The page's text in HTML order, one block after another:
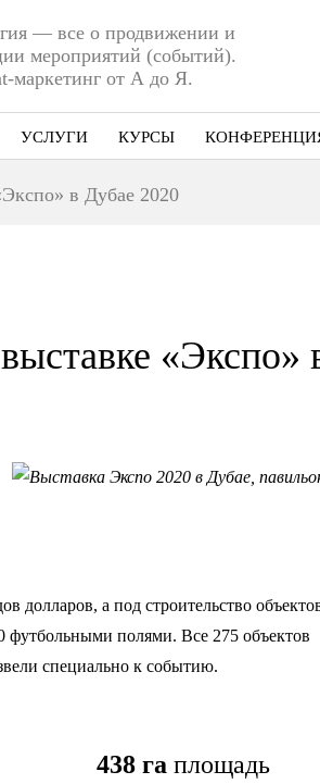
— все о продвижении и
мероприятий (событий).
маркетинг от А до Я.
УСЛУГИ КУРСЫ
в Дубае 2020
«Экспо»
а под строительство
футбольными полями. Все 275 объектов
специально к событию.
438 га площадь